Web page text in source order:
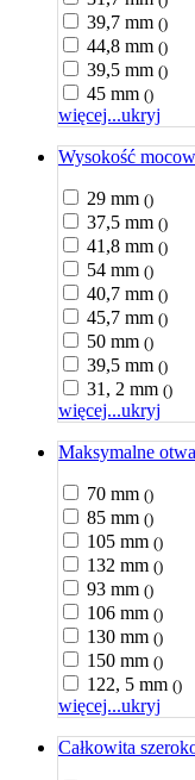
39,7 mm ()
44,8 mm ()
39,5 mm ()
45 mm ()
więcej...ukryj
Wysokość
29 mm ()
37,5 mm ()
41,8 mm ()
54 mm ()
40,7 mm ()
45,7 mm ()
50 mm ()
39,5 mm ()
31, 2 mm ()
więcej...ukryj
Maksymalne
70 mm ()
85 mm ()
105 mm ()
132 mm ()
93 mm ()
106 mm ()
130 mm ()
150 mm ()
122, 5 mm ()
więcej...ukryj
Całkowita